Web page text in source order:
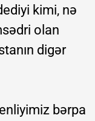
kimi, nə
olan
digər
bərpa